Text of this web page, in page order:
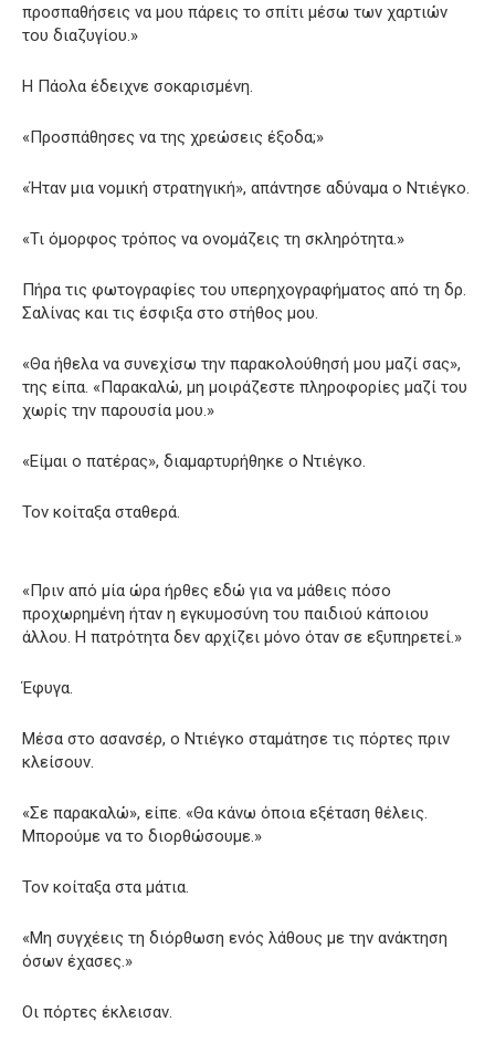
προσπαθήσεις να μου πάρεις το σπίτι μέσω των χαρτιών
του διαζυγίου.»
Η Πάολα έδειχνε σοκαρισμένη.
«Προσπάθησες να της χρεώσεις έξοδα;»
«Ήταν μια νομική στρατηγική», απάντησε αδύναμα ο Ντιέγκο.
«Τι όμορφος τρόπος να ονομάζεις τη σκληρότητα.»
Πήρα τις φωτογραφίες του υπερηχογραφήματος από τη δρ.
Σαλίνας και τις έσφιξα στο στήθος μου.
«Θα ήθελα να συνεχίσω την παρακολούθησή μου μαζί σας»,
της είπα. «Παρακαλώ, μη μοιράζεστε πληροφορίες μαζί του
χωρίς την παρουσία μου.»
«Είμαι ο πατέρας», διαμαρτυρήθηκε ο Ντιέγκο.
Τον κοίταξα σταθερά.
«Πριν από μία ώρα ήρθες εδώ για να μάθεις πόσο
προχωρημένη ήταν η εγκυμοσύνη του παιδιού κάποιου
άλλου. Η πατρότητα δεν αρχίζει μόνο όταν σε εξυπηρετεί.»
Έφυγα.
Μέσα στο ασανσέρ, ο Ντιέγκο σταμάτησε τις πόρτες πριν
κλείσουν.
«Σε παρακαλώ», είπε. «Θα κάνω όποια εξέταση θέλεις.
Μπορούμε να το διορθώσουμε.»
Τον κοίταξα στα μάτια.
«Μη συγχέεις τη διόρθωση ενός λάθους με την ανάκτηση
όσων έχασες.»
Οι πόρτες έκλεισαν.